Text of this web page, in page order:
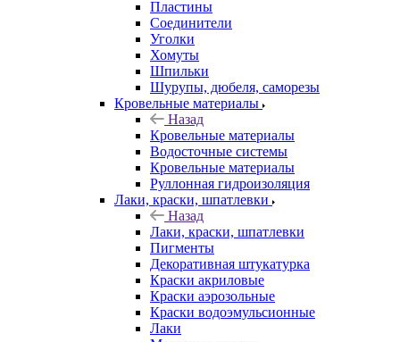
Пластины
Соединители
Уголки
Хомуты
Шпильки
Шурупы, дюбеля, саморезы
Кровельные материалы
Назад
Кровельные материалы
Водосточные системы
Кровельные материалы
Руллонная гидроизоляция
Лаки, краски, шпатлевки
Назад
Лаки, краски, шпатлевки
Пигменты
Декоративная штукатурка
Краски акриловые
Краски аэрозольные
Краски водоэмульсионные
Лаки